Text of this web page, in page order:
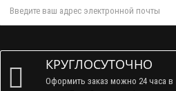
КРУГЛОСУТОЧНО
Оформить заказ можно 24 часа в